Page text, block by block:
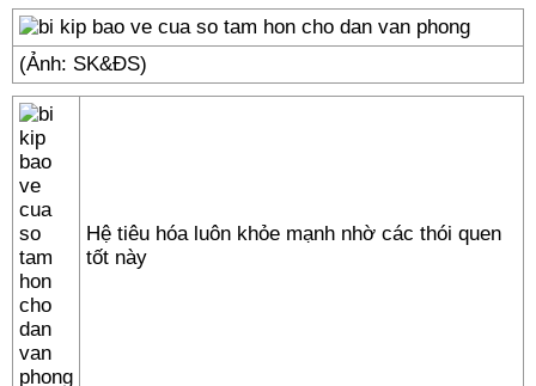
(Ảnh: SK&ĐS)
Hệ tiêu hóa luôn khỏe mạnh nhờ các thói quen
tốt này